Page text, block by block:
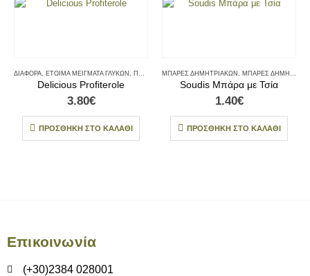
ΔΙΆΦΟΡΑ ΈΤΟΙΜΑ ΜΕΊΓΜΑΤΑ ΓΛΥΚΏΝ ΠΡΩΙΝΟ
Delicious Profiterole
3.80€
ΠΡΟΣΘΉΚΗ ΣΤΟ ΚΑΛΆΘΙ
ΜΠΆΡΕΣ ΔΗΜΗΤΡΙΑΚΏΝ ΜΠΆΡΕΣ ΔΗΜΗΤΡΙΑΚΏΝ & ΠΑΣΤΈΛΙΑ
Soudis Μπάρα με Τσία
1.40€
ΠΡΟΣΘΉΚΗ ΣΤΟ ΚΑΛΆΘΙ
Επικοινωνία
(+30)2384 028001